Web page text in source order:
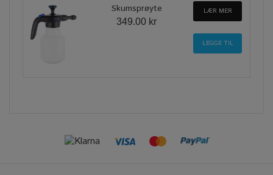
Skumsprøyte
349.00 kr
LÆR MER